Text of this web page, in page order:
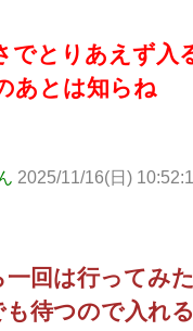
でとりあえず入
あとは知らね
2025/11/16(日)
一回は行ってみ
も待つので入れ